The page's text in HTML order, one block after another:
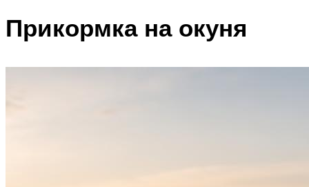
Прикормка на окуня